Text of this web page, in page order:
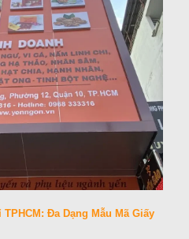
Đa Dạng Mẫu Mã Giấy